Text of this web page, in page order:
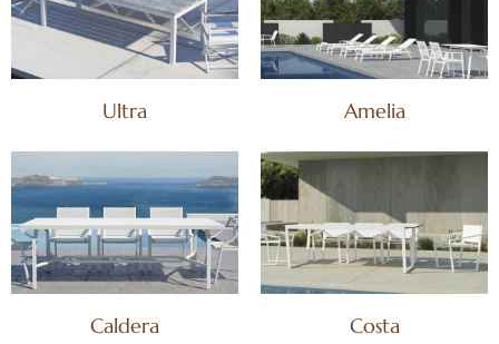
Ultra Amelia
Caldera Costa